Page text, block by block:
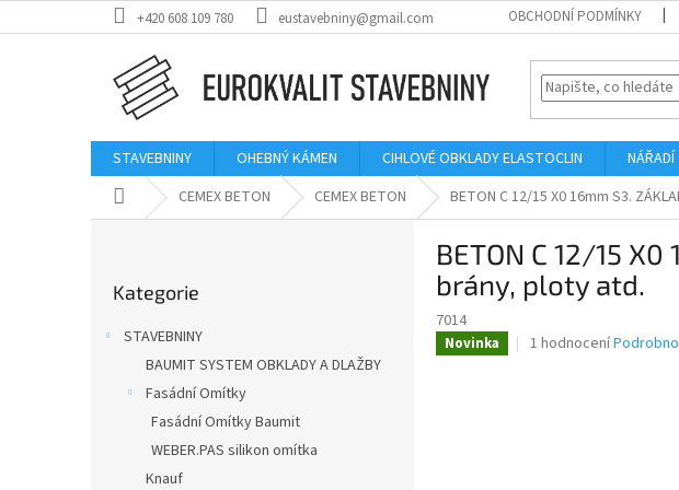
na
+420 608 109 780 eustavebniny@gmail.com OBCHODNÍ PODMÍNKY
STAVEBNINY OHEBNÝ KÁMEN CIHLOVÉ OBKLADY ELASTOCLIN NÁŘADÍ
Domů CEMEX BETON CEMEX BETON BETON C 12/15 X0 16mm S3.
kategorie
Kategorie
STAVEBNINY
BAUMIT SYSTEM OBKLADY A DLAŽBY
Fasádní Omítky
Fasádní Omítky Baumit
WEBER.PAS silikon omítka
Knauf
BETON C 12/15
brány, ploty atd.
7014
Novinka
Průměrné
1 hodnocení